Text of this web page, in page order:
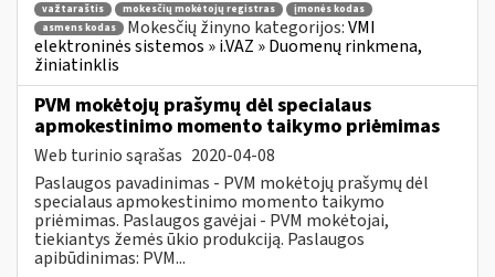
važtaraštis
mokesčių mokėtojų registras
įmonės kodas
asmens kodas
Mokesčių žinyno kategorijos:VMI
elektroninės sistemos » i.VAZ » Duomenų rinkmena,
žiniatinklis
PVM mokėtojų prašymų dėl specialaus
apmokestinimo momento taikymo priėmimas
Web turinio sąrašas 2020-04-08
Paslaugos pavadinimas - PVM mokėtojų prašymų dėl
specialaus apmokestinimo momento taikymo
priėmimas. Paslaugos gavėjai - PVM mokėtojai,
tiekiantys žemės ūkio produkciją. Paslaugos
apibūdinimas: PVM...